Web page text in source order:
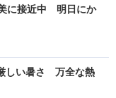
に接近中 明日にか
しい暑さ 万全な熱